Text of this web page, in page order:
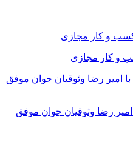
و کار مجازی
رضا وثوقیان جوان موفق